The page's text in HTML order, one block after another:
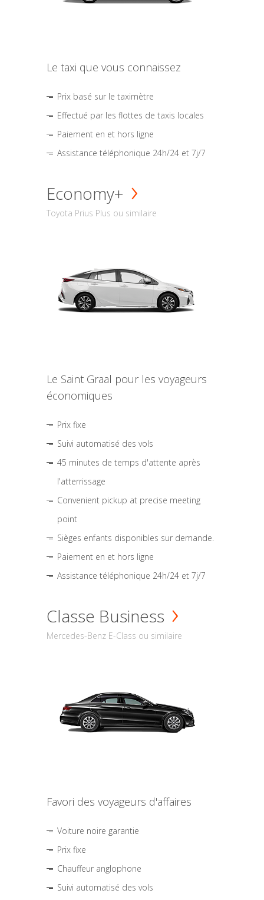
Le taxi que vous connaissez
Prix basé sur le taximètre
Effectué par les flottes de taxis locales
Paiement en et hors ligne
Assistance téléphonique 24h/24 et 7j/7
Economy+
Toyota Prius Plus ou similaire
Le Saint Graal pour les voyageurs
économiques
Prix fixe
Suivi automatisé des vols
45 minutes de temps d'attente après
l'atterrissage
Convenient pickup at precise meeting
point
Sièges enfants disponibles sur demande.
Paiement en et hors ligne
Assistance téléphonique 24h/24 et 7j/7
Classe Business
Mercedes-Benz E-Class ou similaire
Favori des voyageurs d'affaires
Voiture noire garantie
Prix fixe
Chauffeur anglophone
Suivi automatisé des vols